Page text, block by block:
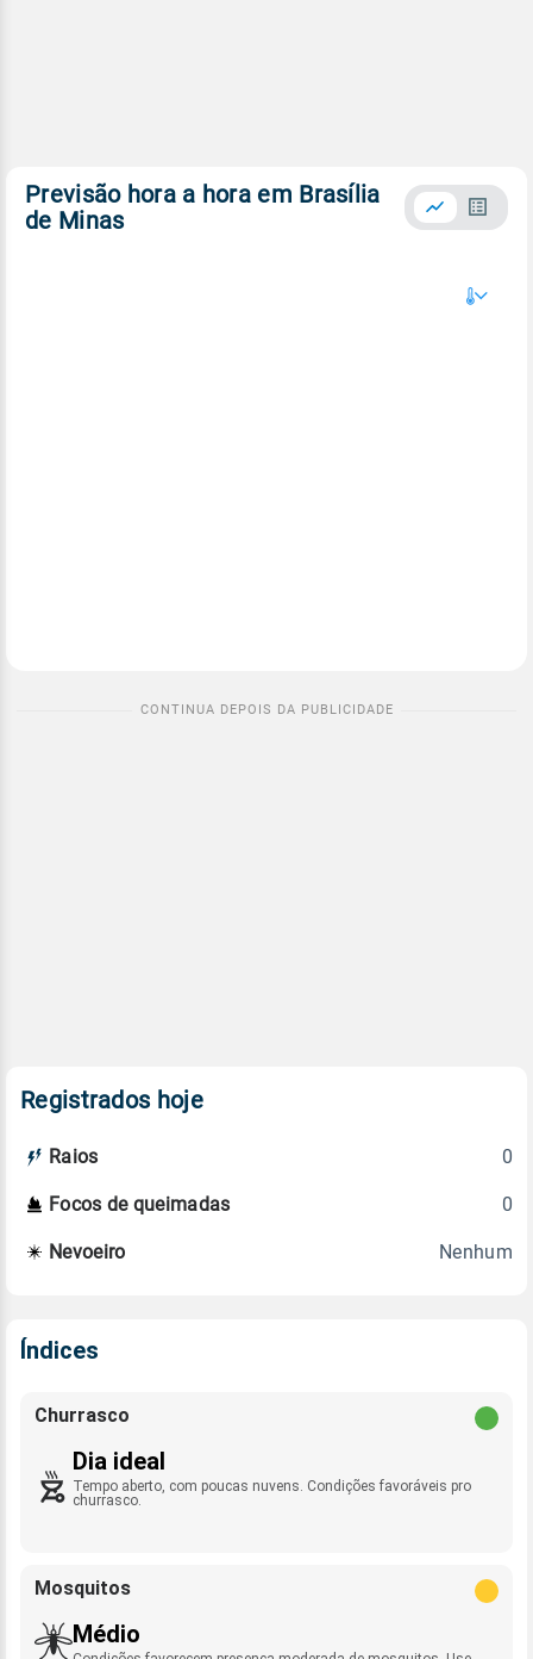
Previsão hora a hora em Brasília
de Minas
Registrados hoje
Raios 0
Focos de queimadas 0
Nevoeiro Nenhum
Índices
Churrasco
Dia ideal
Tempo aberto, com poucas nuvens. Condições favoráveis pro
churrasco.
Mosquitos
Médio